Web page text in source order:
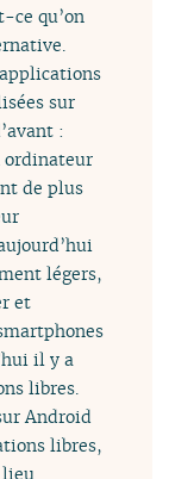
ce qu’on
sur
:
ordinateur
de plus
légers,
et
il y a
libres.
Android
libres,
lieu